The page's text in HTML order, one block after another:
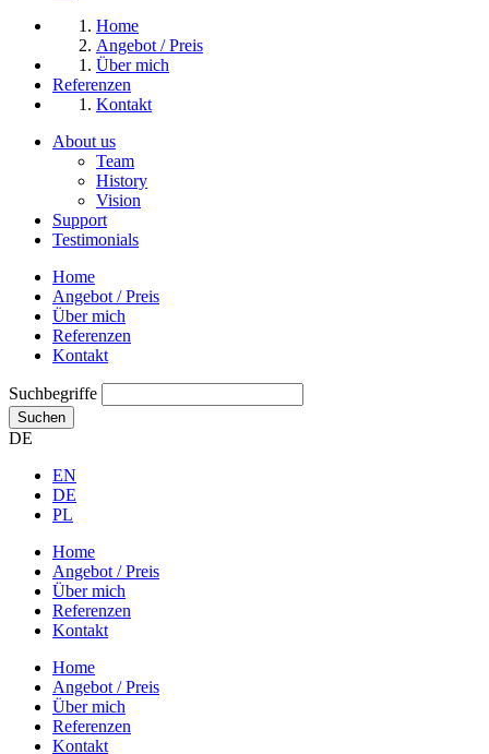
Home
Angebot / Preis
Über mich
Referenzen
Kontakt
About us
Team
History
Vision
Support
Testimonials
Home
Angebot / Preis
Über mich
Referenzen
Kontakt
Suchbegriffe
Suchen
DE
EN
DE
PL
Home
Angebot / Preis
Über mich
Referenzen
Kontakt
Home
Angebot / Preis
Über mich
Referenzen
Kontakt